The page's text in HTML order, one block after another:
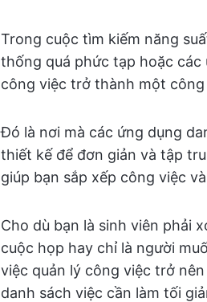
Trong cuộc tìm kiếm năng
thống quá phức tạp hoặc các
công việc trở thành một
Đó là nơi mà các ứng dụng
thiết kế để đơn giản và tập
giúp bạn sắp xếp công việc
Cho dù bạn là sinh viên phải
cuộc họp hay chỉ là người
việc quản lý công việc trở
danh sách việc cần làm tối